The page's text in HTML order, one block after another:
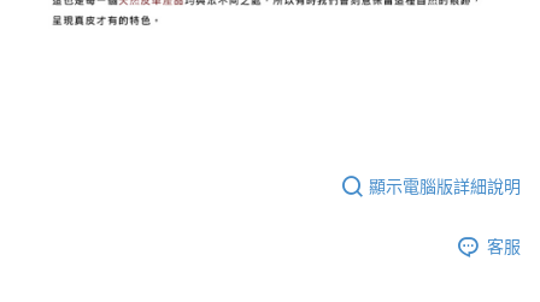
顯示電腦版詳細說明
客服